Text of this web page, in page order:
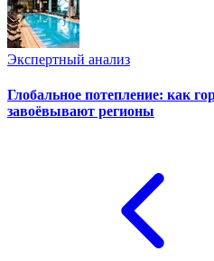
Экспертный анализ
Глобальное потепление: как
завоёвывают регионы